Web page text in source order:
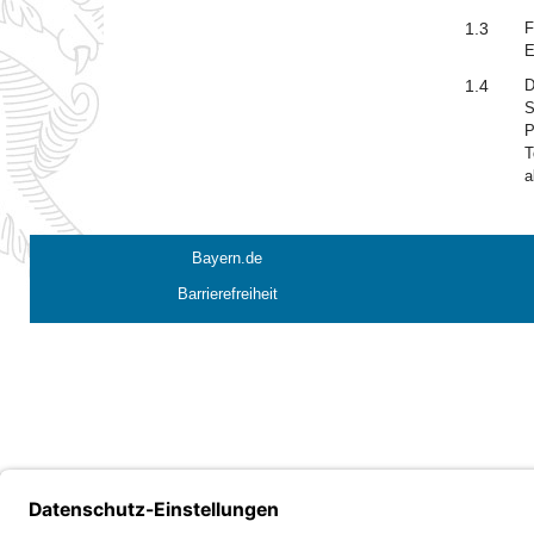
1.3
1.4
Bayern.de
Barrierefreiheit